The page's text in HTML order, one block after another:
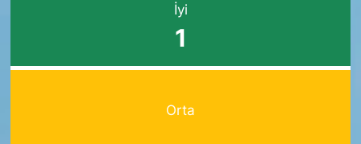
İyi
1
Orta